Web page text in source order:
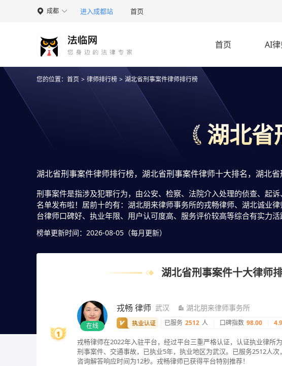
 成都 进入成都站 首页
首页 AI
您的位置： 首页 > 律师排行榜 > 湖北省刑事案件律师排行榜
湖北省
湖北省刑事案件律师排行榜，湖北省刑事案件律师十大排名，湖北
刑事案件是指涉及犯罪行为，由公安、检察、法院介入处理的侦查、起
名单发布啦！居前十的有：湖北朋来律师事务所的戎畅律师、湖北诚业
台律师口碑好、执业年限、用户认可度高、服务评价较高等综合有实力
选择自己满意且合适案情的，也可以直接免费提问咨询，24小时智能匹配
榜单更新时间：2026-08-05（每月更新）
湖北省刑事案件十大律师
1
在线
戎畅 律师 武汉 湖北朋来律师事务所
已服务 2512 人 口碑指数 98.00 4.9
戎畅律师在2022年入驻平台，经过平台三重严格认证，认证执业律所
刑事案件、交通事故，已执业5年，执业地区为武汉。已服务2512人
咨询解答响应时间为12秒。戎畅律师已获得平台特别推荐！